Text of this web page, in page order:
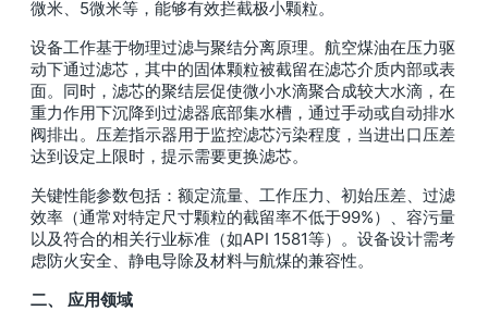
微米、5微米等，能够有效拦截极小颗粒。
设备工作基于物理过滤与聚结分离原理。航空煤油在压力驱
动下通过滤芯，其中的固体颗粒被截留在滤芯介质内部或表
面。同时，滤芯的聚结层促使微小水滴聚合成较大水滴，在
重力作用下沉降到过滤器底部集水槽，通过手动或自动排水
阀排出。压差指示器用于监控滤芯污染程度，当进出口压差
达到设定上限时，提示需要更换滤芯。
关键性能参数包括：额定流量、工作压力、初始压差、过滤
效率（通常对特定尺寸颗粒的截留率不低于99%）、容污量
以及符合的相关行业标准（如API 1581等）。设备设计需考
虑防火安全、静电导除及材料与航煤的兼容性。
二、 应用领域